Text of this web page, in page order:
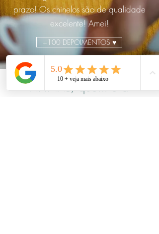
prazo! Os chinelos são de qualidade
excelente! Amei!
+100 DEPOIMENTOS ♥
AFINAL, quem é a